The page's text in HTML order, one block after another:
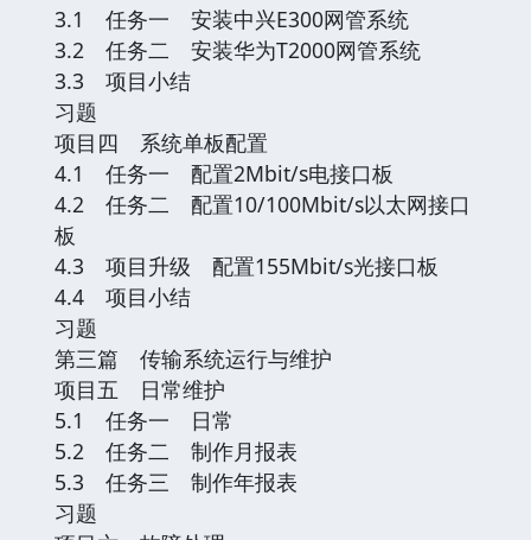
3.1 任务一 安装中兴E300网管系统
3.2 任务二 安装华为T2000网管系统
3.3 项目小结
习题
项目四 系统单板配置
4.1 任务一 配置2Mbit/s电接口板
4.2 任务二 配置10/100Mbit/s以太网接口
板
4.3 项目升级 配置155Mbit/s光接口板
4.4 项目小结
习题
第三篇 传输系统运行与维护
项目五 日常维护
5.1 任务一 日常
5.2 任务二 制作月报表
5.3 任务三 制作年报表
习题